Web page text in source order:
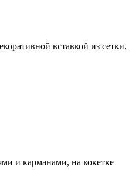
вставкой из сетки,
и карманами, на кокетке